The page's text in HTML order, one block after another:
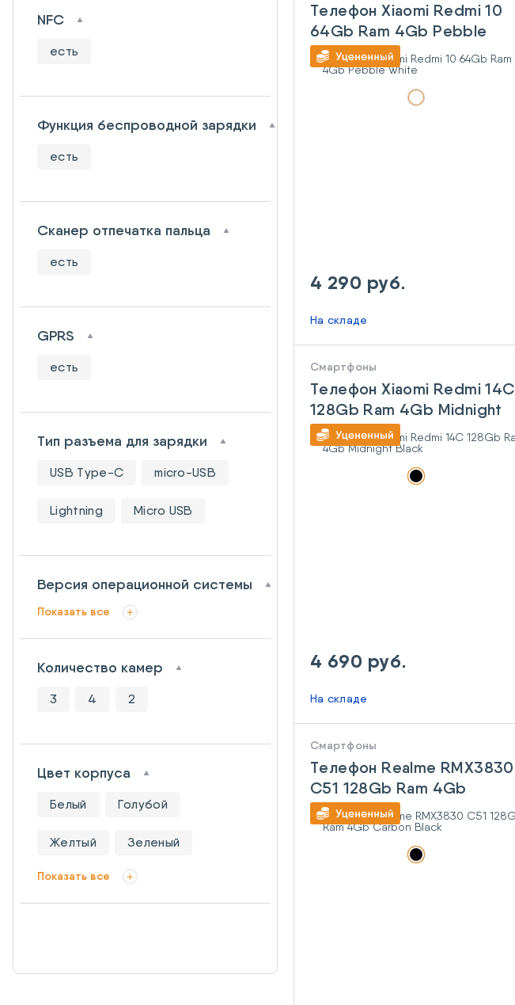
NFC
есть
Функция беспроводной зарядки
есть
Сканер отпечатка пальца
есть
GPRS
есть
Тип разъема для зарядки
USB Type-C micro-USB
Lightning Micro USB
Версия операционной системы
Показать все
Количество камер
3 4 2
Цвет корпуса
Белый Голубой
Желтый Зеленый
Показать все
Телефон Xiaomi Redmi 10
64Gb Ram 4Gb Pebble
White
4 290 руб.
На складе
Смартфоны
Телефон Xiaomi Redmi 14C
128Gb Ram 4Gb Midnight
Black
4 690 руб.
На складе
Смартфоны
Телефон Realme RMX3830
C51 128Gb Ram 4Gb
Carbon Black